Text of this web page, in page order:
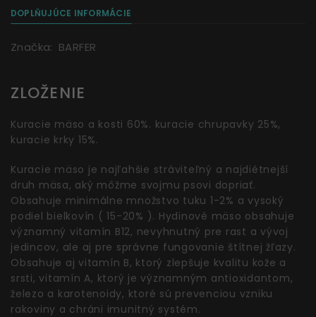
DOPLŇUJÚCE INFORMÁCIE
Značka: BARFER
ZLOŽENIE
Kuracie mäso a kosti 60%. kuracie chrupavky 25%,
kuracie krky 15%.
Kuracie mäso je najľahšie stráviteľný a najdiétnejší
druh mäsa, aký môžme svojmu psovi dopriať.
Obsahuje minimálne množstvo tuku 1-2% a vysoký
podiel bielkovín ( 15-20% ). Hydinové mäso obsahuje
významný vitamín B12, nevyhnutný pre rast a vývoj
jedincov, ale aj pre správne fungovanie štítnej žľazy.
Obsahuje aj vitamín B, ktorý zlepšuje kvalitu kože a
srsti, vitamín A, ktorý je významným antioxidantom,
železo a karotenoidy, ktoré sú prevenciou vzniku
rakoviny a chráni imunitný systém.